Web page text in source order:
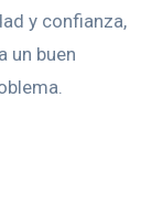
y confianza,
un buen